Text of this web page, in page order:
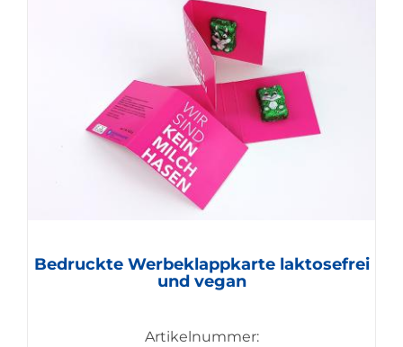
Bedruckte Werbeklappkarte laktosefrei
und vegan
Artikelnummer: